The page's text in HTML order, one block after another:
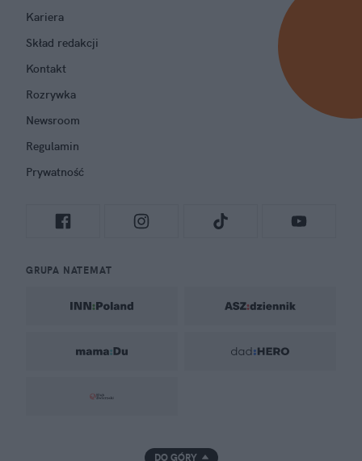
Kariera
Skład redakcji
Kontakt
Rozrywka
Newsroom
Regulamin
Prywatność
GRUPA NATEMAT
DO GÓRY